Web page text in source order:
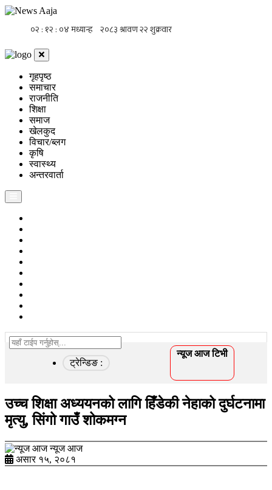
गृहपृष्ठ
समाचार
राजनीति
शिक्षा
समाज
खेलकुद
विचार/ब्लग
कृषि
स्वास्थ्य
अन्तरवार्ता
ट्रेन्डिङ :
न्यूज आज टिभी
उच्च शिक्षा अध्ययनको लागि हिँडेकी नेहाको दुर्घटनामा
मृत्यु, सिंगो गाउँ शोकमग्न
न्यूज आज
असार १५, २०८१